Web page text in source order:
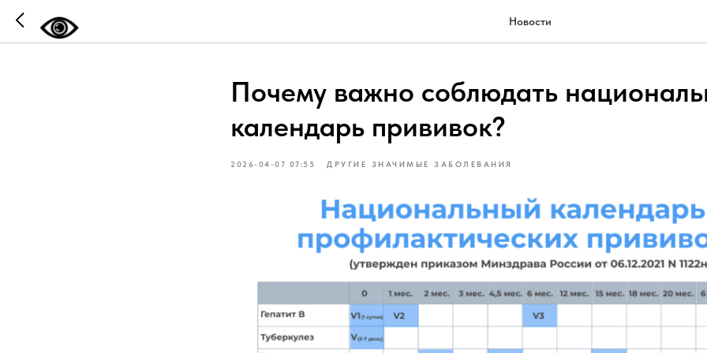
Новости
Почему важно соблюдать
календарь прививок?
2026-04-07 07:55 ДРУГИЕ ЗНАЧИМЫЕ ЗАБОЛЕВАНИЯ